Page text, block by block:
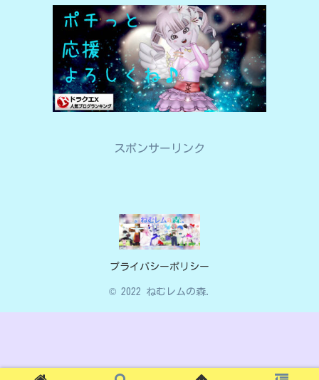
スポンサーリンク
プライバシーポリシー
© 2022 ねむレムの森.